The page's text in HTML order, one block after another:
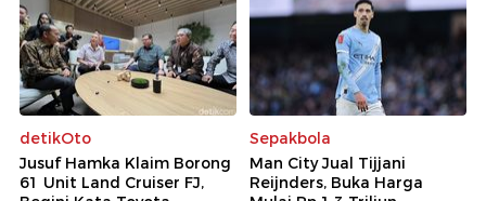
detikOto
Jusuf Hamka Klaim Borong
61 Unit Land Cruiser FJ,
Sepakbola
Man City Jual Tijjani
Reijnders, Buka Harga